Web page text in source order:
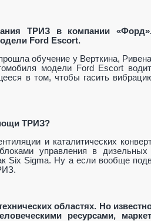
ТРИЗ в компании
Ford Escort.
обучение у Верткина,
модели
Ford Escort
в том, чтобы гасить
ТРИЗ?
и каталитических
управления в дизельных
Six Sigma. Ну а если вообще
областях. Но
ресурсами,